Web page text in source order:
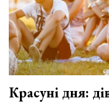
Красуні дня: